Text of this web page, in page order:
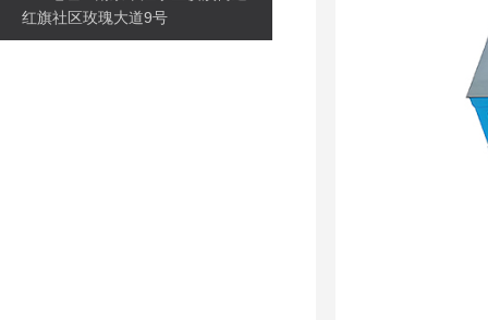
红旗社区玫瑰大道9号